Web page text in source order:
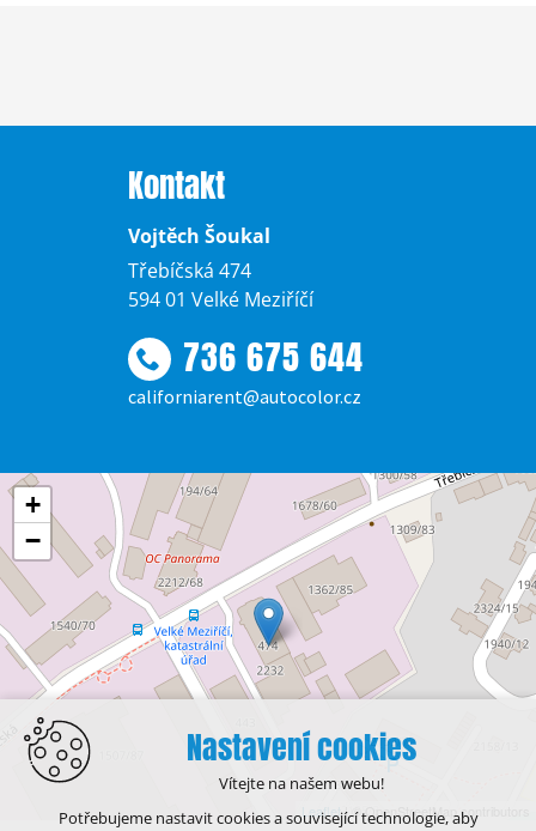
Kontakt
Vojtěch Šoukal
Třebíčská 474
594 01 Velké Meziříčí
736 675 644
californiarent@autocolor.cz
+
−
Leaflet | © OpenStreetMap contributors
Nastavení cookies
Vítejte na našem webu!
Potřebujeme nastavit cookies a související technologie, aby